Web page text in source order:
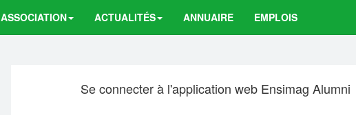
ASSOCIATION ACTUALITÉS ANNUAIRE EMPLOIS
Se connecter à l'application web Ensimag Alumni